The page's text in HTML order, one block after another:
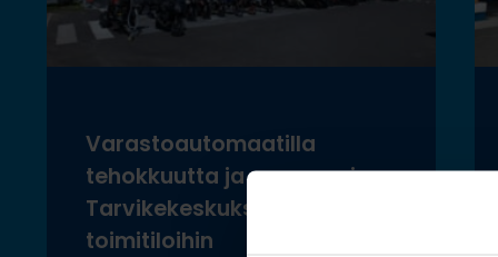
Varastoautomaatilla
tehokkuutta ja ergonomiaa
Tarvikekeskuksen uusiin
toimitiloihin